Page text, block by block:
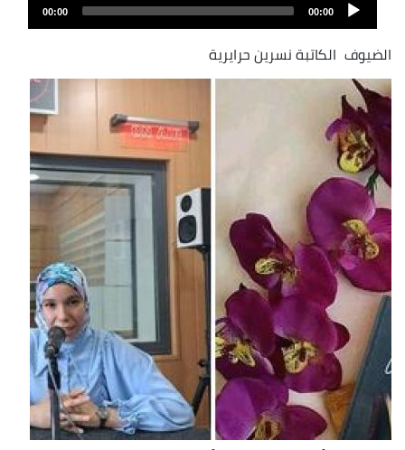
Player
00:00
00:00
الضيوف الكاتبة نسرين حرايرية